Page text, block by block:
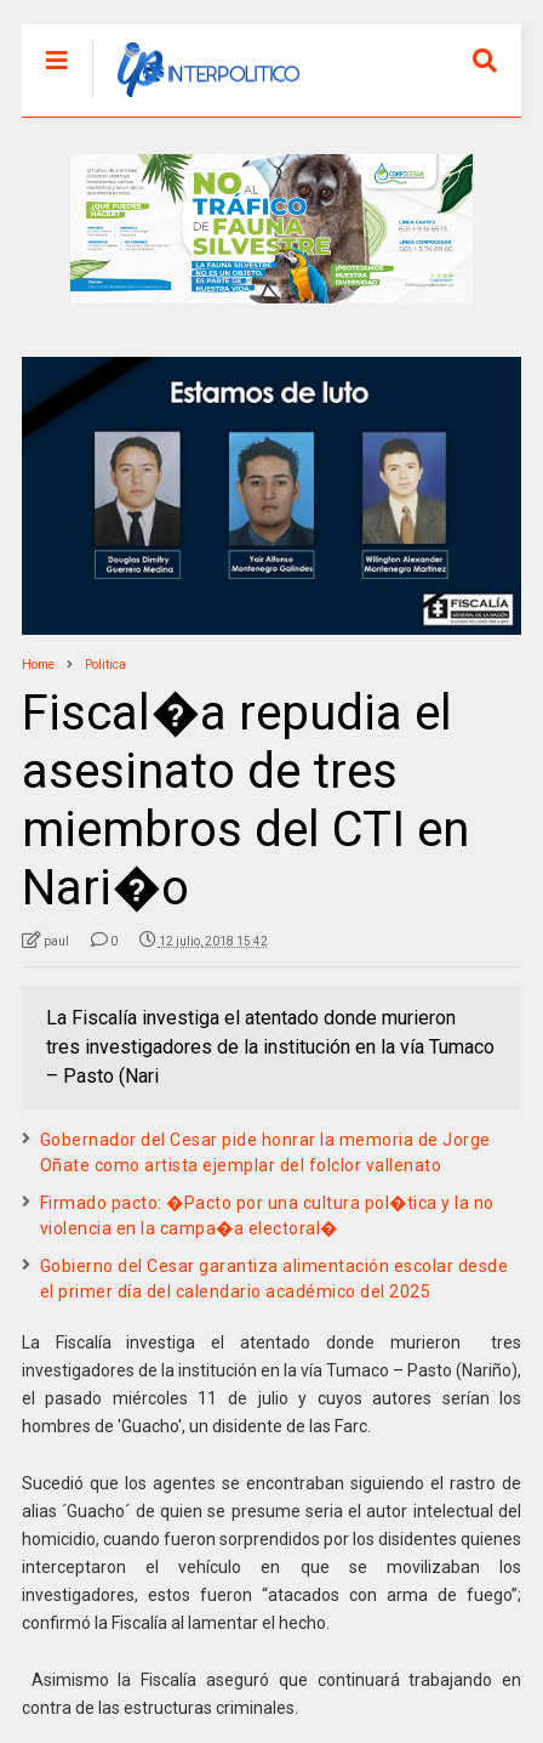
Home Politica
Fiscal�a repudia el
asesinato de tres
miembros del CTI en
Nari�o
paul 0 12 julio, 2018 15:42
La Fiscalía investiga el atentado donde murieron
tres investigadores de la institución en la vía Tumaco
– Pasto (Nari
Gobernador del Cesar pide honrar la memoria de Jorge
Oñate como artista ejemplar del folclor vallenato
Firmado pacto: �Pacto por una cultura pol�tica y la no
violencia en la campa�a electoral�
Gobierno del Cesar garantiza alimentación escolar desde
el primer día del calendario académico del 2025
La Fiscalía investiga el atentado donde murieron tres
investigadores de la institución en la vía Tumaco – Pasto (Nariño),
el pasado miércoles 11 de julio y cuyos autores serían los
hombres de 'Guacho', un disidente de las Farc.
Sucedió que los agentes se encontraban siguiendo el rastro de
alias ´Guacho´ de quien se presume seria el autor intelectual del
homicidio, cuando fueron sorprendidos por los disidentes quienes
interceptaron el vehículo en que se movilizaban los
investigadores, estos fueron “atacados con arma de fuego”;
confirmó la Fiscalía al lamentar el hecho.
Asimismo la Fiscalía aseguró que continuará trabajando en
contra de las estructuras criminales.